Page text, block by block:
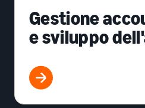
Gestione
e sviluppo